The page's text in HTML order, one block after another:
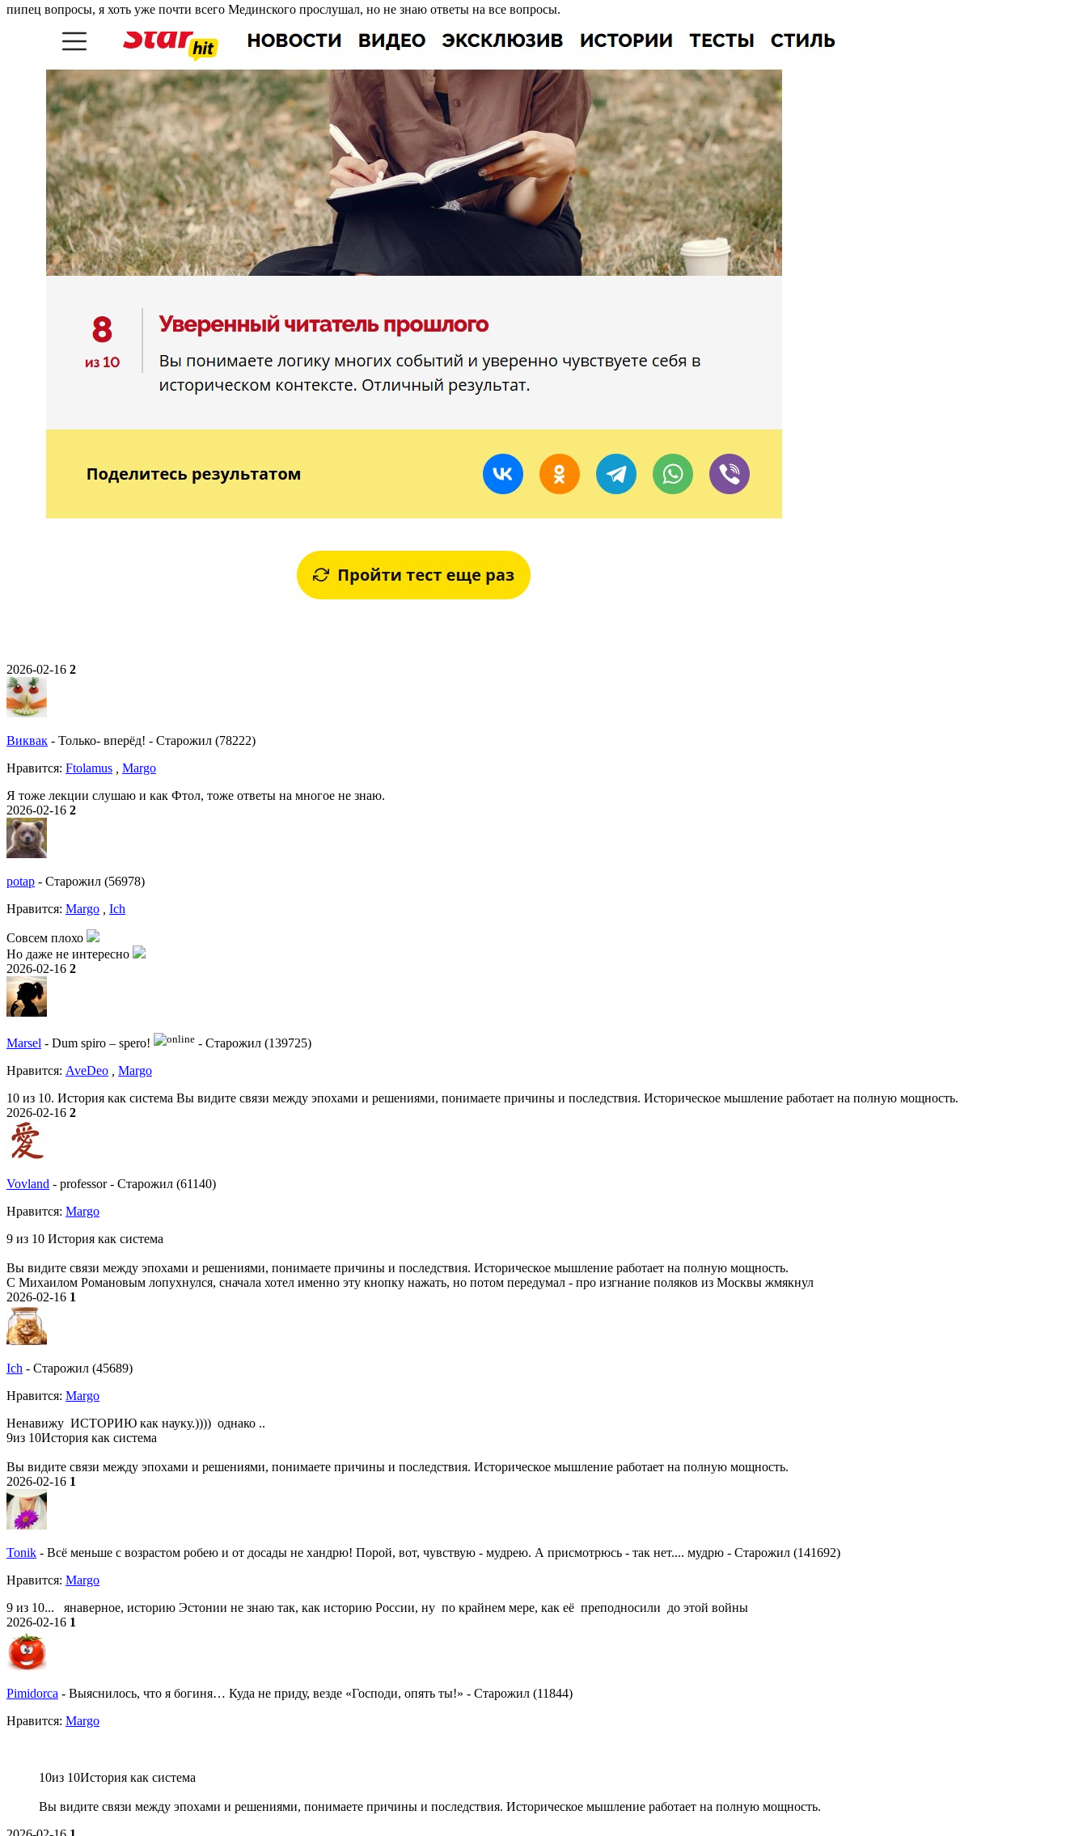
пипец вопросы, я хоть уже почти всего Мединского прослушал, но не знаю ответы на все вопросы.
2026-02-16 2
Виквак - Только- вперёд! - Старожил (78222)
Нравитcя: Ftolamus
Margo
Я тоже лекции слушаю и как Фтол, тоже ответы на многое не знаю.
2026-02-16 2
potap - Старожил (56978)
Нравитcя: Margo Ich
Совсем плохо
Но даже не интересно
2026-02-16 2
Marsel - Dum spiro – spero! - Старожил (139725)
Нравитcя: AveDeo
Margo
10 из 10. История как система Вы видите связи между эпохами и решениями, понимаете причины и последствия. Историческое мышление работает на полную мощность.
2026-02-16 2
Vovland - professor - Старожил (61140)
Нравитcя: Margo
9 из 10 История как система
Вы видите связи между эпохами и решениями, понимаете причины и последствия. Историческое мышление работает на полную мощность.
С Михаилом Романовым лопухнулся, сначала хотел именно эту кнопку нажать, но потом передумал - про изгнание поляков из Москвы жмякнул
2026-02-16 1
Ich - Старожил (45689)
Нравитcя: Margo
Ненавижу ИСТОРИЮ как науку.)))) однако ..
9из 10История как система
Вы видите связи между эпохами и решениями, понимаете причины и последствия. Историческое мышление работает на полную мощность.
2026-02-16 1
Tonik - Всё меньше с возрастом робею и от досады не хандрю! Порой, вот, чувствую - мудрею. А присмотрюсь - так нет.... мудрю - Старожил (141692)
Нравитcя: Margo
9 из 10... янаверное, историю Эстонии не знаю так, как историю России, ну по крайнем мере, как её преподносили до этой войны
2026-02-16 1
Pimidorca - Выяснилось, что я богиня… Куда не приду, везде «Господи, опять ты!» - Старожил (11844)
Нравитcя: Margo
10из 10История как система
Вы видите связи между эпохами и решениями, понимаете причины и последствия. Историческое мышление работает на полную мощность.